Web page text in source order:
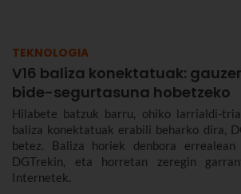
TEKNOLOGIA
V16 baliza konektatuak:
bide-segurtasuna hobetzeko
Hilabete batzuk barru, ohiko larrialdi-
baliza konektatuak erabili beharko dira,
betez. Baliza horiek denbora errealean
DGTrekin, eta horretan zeregin
Internetek.